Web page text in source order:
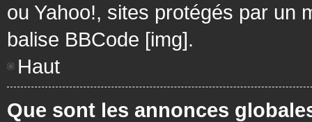
ou Yahoo!, sites protégés par un
balise BBCode [img].
Haut
Que sont les annonces